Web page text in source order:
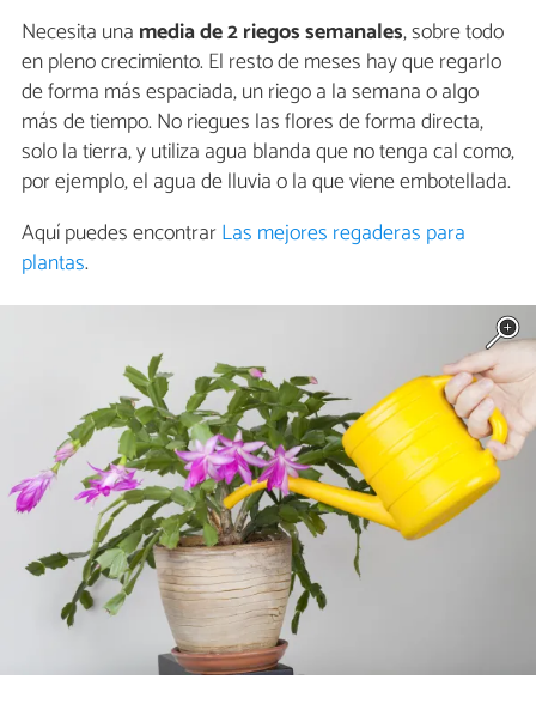
Necesita una media de 2 riegos semanales, sobre todo
en pleno crecimiento. El resto de meses hay que regarlo
de forma más espaciada, un riego a la semana o algo
más de tiempo. No riegues las flores de forma directa,
solo la tierra, y utiliza agua blanda que no tenga cal como,
por ejemplo, el agua de lluvia o la que viene embotellada.
Aquí puedes encontrarLas mejores regaderas para
plantas.